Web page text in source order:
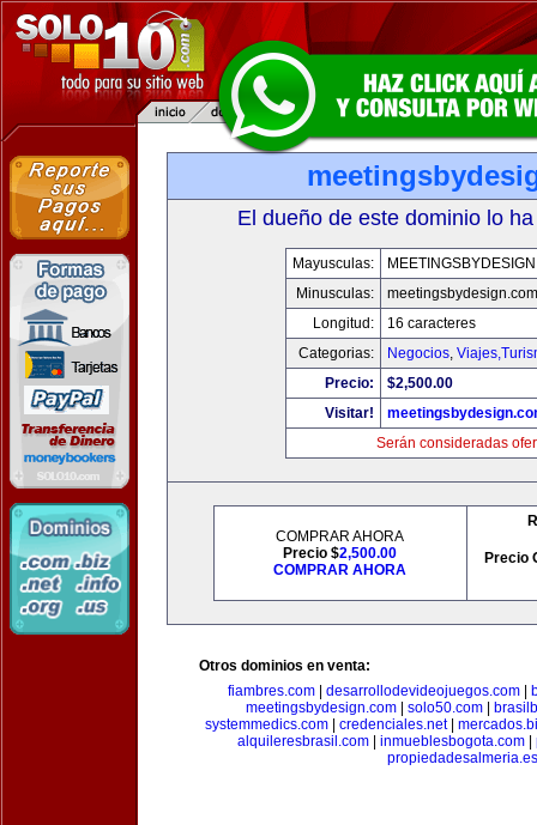
El dueño de este dominio lo
Mayusculas:
Minusculas:
meetingsbydesign.com
Longitud:
16 caracteres
Categorias:
Negocios,
Precio:
$2,500.00
Visitar!
Serán consideradas
COMPRAR AHORA
Precio $2,500.00
COMPRAR AHORA
Precio
Otros dominios en venta:
fiambres.com| desarrollodevideojuegos.com|
meetingsbydesign.com
solo50.com
systemmedics.com| credenciales.net|
alquileresbrasil.com| inmueblesbogota.com|
propiedadesalmeria.es